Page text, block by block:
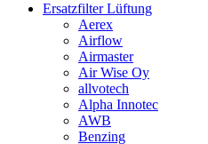
Ersatzfilter Lüftung
Aerex
Airflow
Airmaster
Air Wise Oy
allvotech
Alpha Innotec
AWB
Benzing